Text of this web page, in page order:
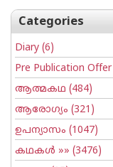
Categories
Diary (6)
Pre Publication Offer
ആത്മകഥ (484)
ആരോഗ്യം (321)
ഉപന്യാസം (1047)
കഥകള്‍ »» (3476)